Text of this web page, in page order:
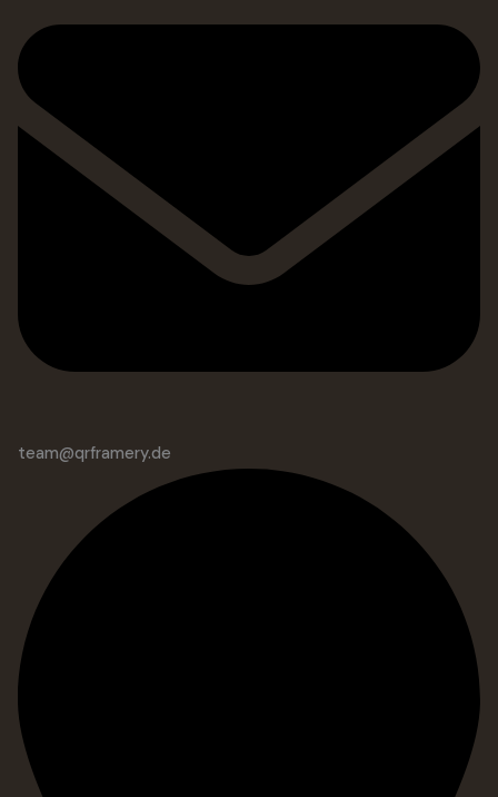
team@qrframery.de